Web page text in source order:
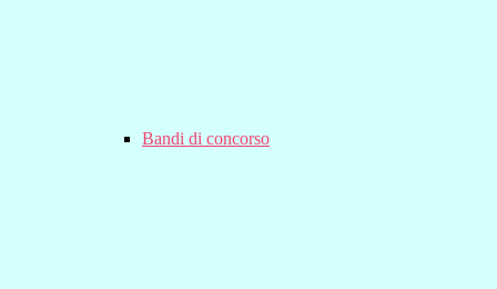
Bandi di concorso